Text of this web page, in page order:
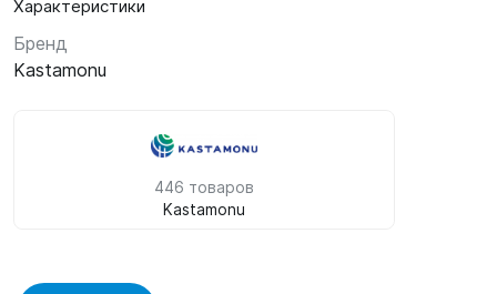
Характеристики
Бренд
Kastamonu
446 товаров
Kastamonu